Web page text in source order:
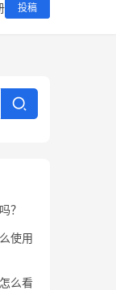
投稿
？
使用
么看